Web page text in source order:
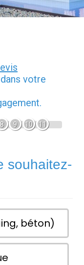
dans votre
8 9 10 11
souhaitez-
béton)